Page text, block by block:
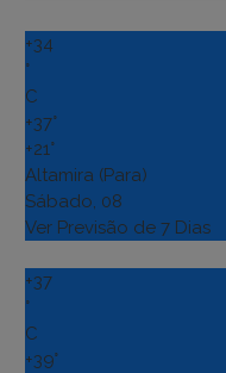
+34
°
C
+37°
+21°
Altamira (Para)
Sábado, 08
Ver Previsão de 7 Dias
+37
°
C
+39°